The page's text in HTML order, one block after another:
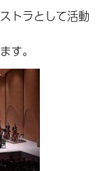
トラとして活動
す。